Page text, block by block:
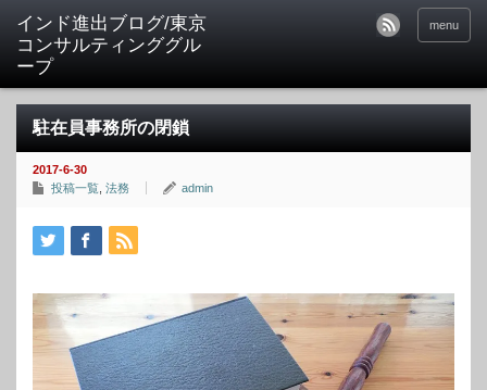
インド進出ブログ/東京
コンサルティンググル
ープ
menu
駐在員事務所の閉鎖
2017-6-30
投稿一覧 法務 admin